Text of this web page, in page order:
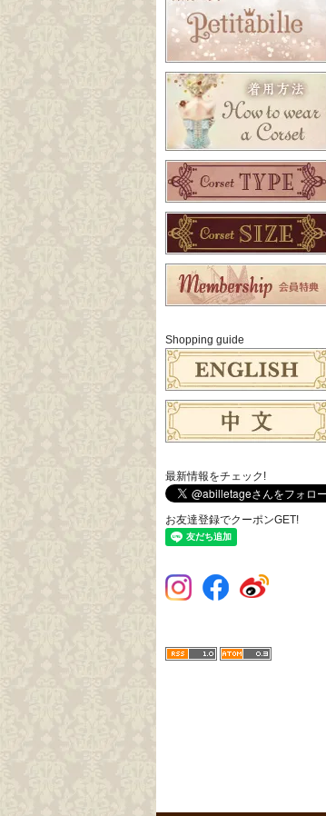
Shopping guide
最新情報をチェック!
お友達登録でクーポンGET!